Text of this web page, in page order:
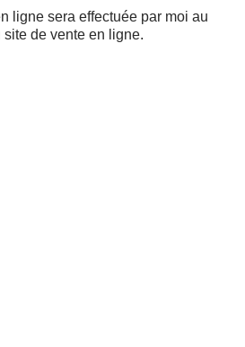
ligne sera effectuée par moi au
de vente en ligne.